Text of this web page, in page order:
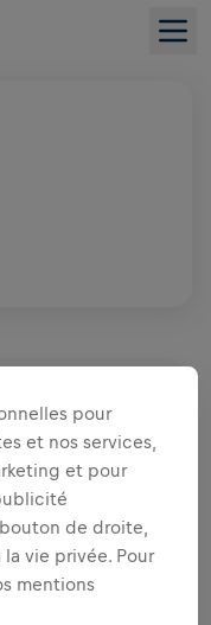
DONNER
! 100% de
sur la
pour
et nos services,
et pour
de droite,
vie privée. Pour
mentions